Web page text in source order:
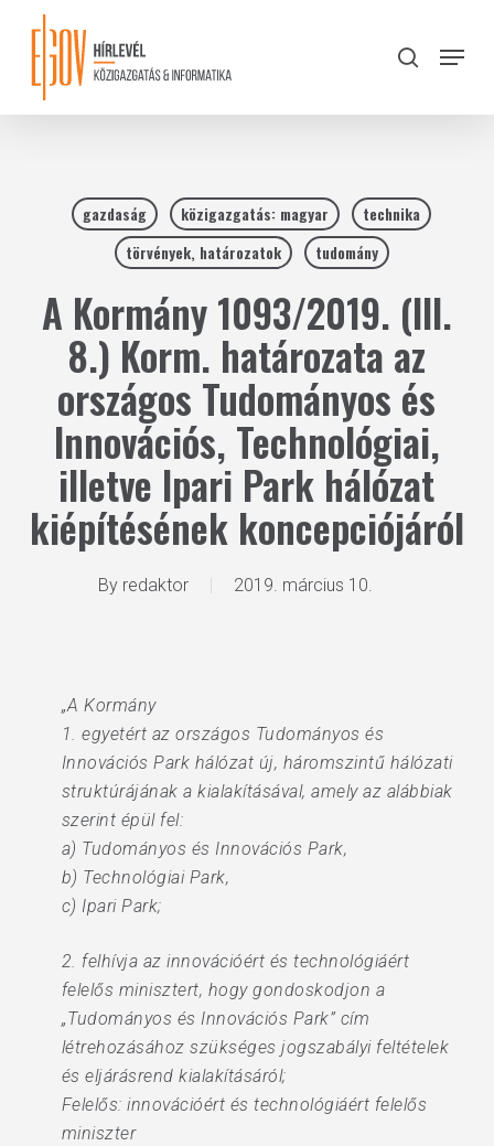
content
search
Menu
gazdaság közigazgatás: magyar
technika
törvények, határozatok
tudomány
A Kormány 1093/2019. (III.
8.) Korm. határozata az
országos Tudományos és
Innovációs, Technológiai,
illetve Ipari Park hálózat
kiépítésének koncepciójáról
By redaktor 2019. március 10.
„A Kormány
1. egyetért az országos Tudományos és
Innovációs Park hálózat új, háromszintű hálózati
struktúrájának a kialakításával, amely az alábbiak
szerint épül fel:
a) Tudományos és Innovációs Park,
b) Technológiai Park,
c) Ipari Park;
2. felhívja az innovációért és technológiáért
felelős minisztert, hogy gondoskodjon a
„Tudományos és Innovációs Park” cím
létrehozásához szükséges jogszabályi feltételek
és eljárásrend kialakításáról;
Felelős: innovációért és technológiáért felelős
miniszter
Close